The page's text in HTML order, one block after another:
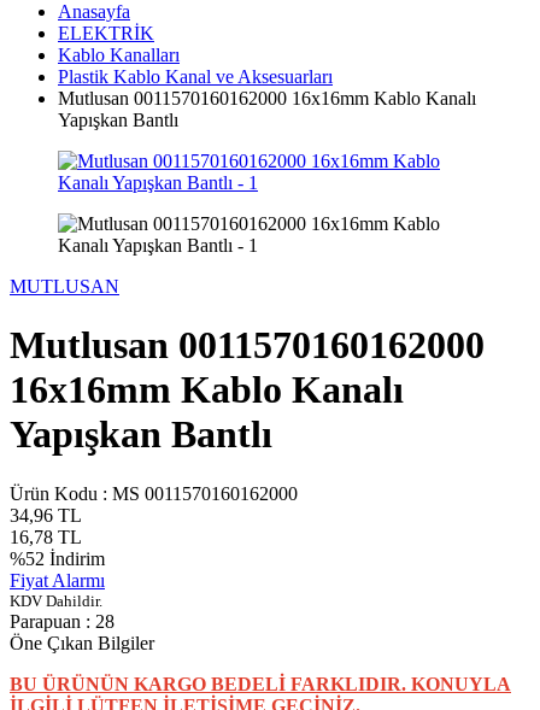
Anasayfa
ELEKTRİK
Kablo Kanalları
Plastik Kablo Kanal ve Aksesuarları
Mutlusan 0011570160162000 16x16mm Kablo Kanalı
Yapışkan Bantlı
MUTLUSAN
Mutlusan 0011570160162000
16x16mm Kablo Kanalı
Yapışkan Bantlı
Ürün Kodu : MS 0011570160162000
34,96 TL
16,78 TL
%52 İndirim
Fiyat Alarmı
KDV Dahildir.
Parapuan : 28
Öne Çıkan Bilgiler
BU ÜRÜNÜN KARGO BEDELİ FARKLIDIR. KONUYLA
İLGİLİ LÜTFEN İLETİŞİME GEÇİNİZ.